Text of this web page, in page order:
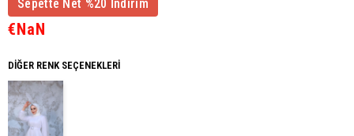
Sepette Net %20 İndirim
€NaN
DIĞER RENK SEÇENEKLERI